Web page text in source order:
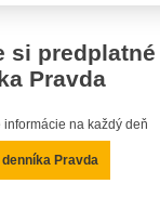
si predplatné
Pravda
na každý deň
Pravda